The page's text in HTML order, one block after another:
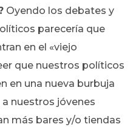
Oyendo los debates y
parecería que
en el «viejo
que nuestros políticos
en una nueva burbuja
nuestros jóvenes
más bares y/o tiendas